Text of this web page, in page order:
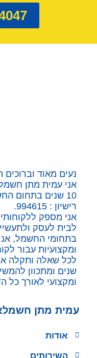
נעים מאוד
אני עמית מתן
10 שנים בתחום
רישיון : 994615.
אני מספק
לבית לעסק
בתחומי החשמל,
לכל שאלה ותקלה
שנים ומתכוון
ומקצועי לאורך כל
עמית מתן
אודות
השירותים